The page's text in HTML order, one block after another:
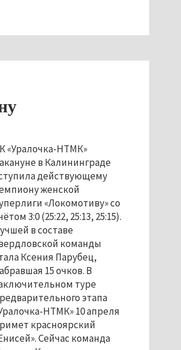
«Уралочка-НТМК»
в Калининграде
действующему
женской
«Локомотиву» со
3:0 (25:22, 25:13, 25:15).
в составе
команды
Ксения Парубец,
15 очков. В
туре
этапа
НТМК» 10 апреля
красноярский
Сейчас команда